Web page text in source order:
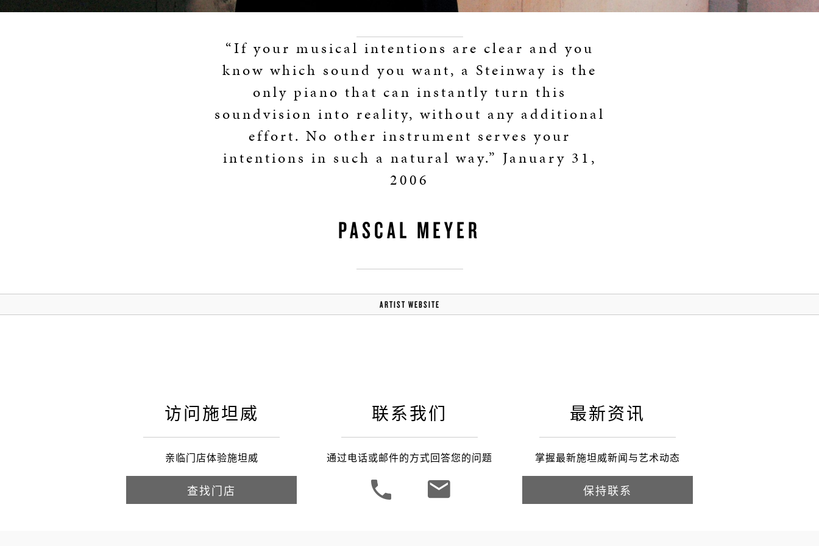
“If your musical intentions are clear and you
know which sound you want, a Steinway is the
only piano that can instantly turn this
soundvision into reality, without any additional
effort. No other instrument serves your
intentions in such a natural way.” January 31,
2006
PASCAL MEYER
ARTIST WEBSITE
访问施坦威
亲临门店体验施坦威
查找门店
联系我们
通过电话或邮件的方式回答您的问题
最新资讯
掌握最新施坦威新闻与艺术动态
保持联系